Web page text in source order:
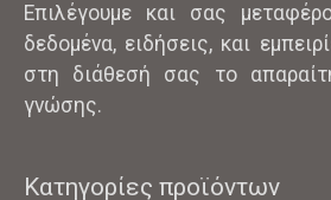
Επιλέγουμε και σας
δεδομένα, ειδήσεις, και
στη διάθεσή σας το
γνώσης.
Κατηγορίες προϊόντων